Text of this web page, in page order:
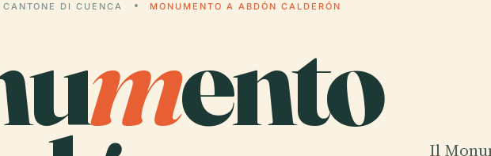
CANTONE DI CUENCA MONUMENTO A ABDÓN CALDERÓN
mento
Il